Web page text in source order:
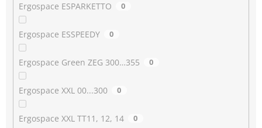
Ergospace ESPARKETTO 0
Ergospace ESSPEEDY 0
Ergospace Green ZEG 300…355 0
Ergospace XXL 00...300 0
Ergospace XXL TT11, 12, 14 0